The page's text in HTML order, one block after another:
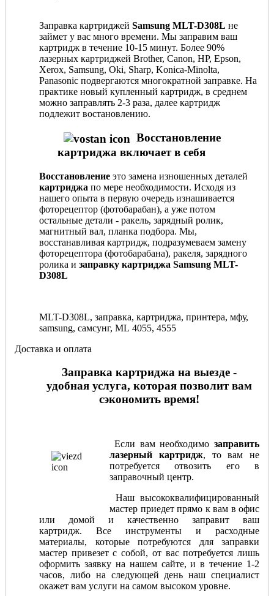
Заправка картриджей Samsung MLT-D308L не
займет у вас много времени. Мы заправим ваш
картридж в течение 10-15 минут. Более 90%
лазерных картриджей Brother, Canon, HP, Epson,
Xerox, Samsung, Oki, Sharp, Konica-Minolta,
Panasonic подвергаются многократной заправке. На
практике новый купленный картридж, в среднем
можно заправлять 2-3 раза, далее картридж
подлежит востановлению.
Восстановление
картриджа включает в себя
Восстановление это замена изношенных деталей
картриджа по мере необходимости. Исходя из
нашего опыта в первую очередь изнашивается
фоторецептор (фотобарабан), а уже потом
остальные детали - ракель, зарядный ролик,
магнитный вал, планка подбора. Мы,
восстанавливая картридж, подразумеваем замену
фоторецептора (фотобарабана), ракеля, зарядного
ролика и заправку картриджа Samsung MLT-
D308L
MLT-D308L, заправка, картриджа, принтера, мфу,
samsung, самсунг, ML 4055, 4555
Доставка и оплата
Заправка картриджа на выезде -
удобная услуга, которая позволит вам
сэкономить время!
Если вам необходимо заправить
лазерный картридж, то вам не
потребуется отвозить его в
заправочный центр.
Наш высококвалифицированный
мастер приедет прямо к вам в офис
или домой и качественно заправит ваш
картридж. Все инструменты и расходные
материалы, которые потребуются для заправки
мастер привезет с собой, от вас потребуется лишь
оформить заявку на нашем сайте, и в течение 1-2
часов, либо на следующей день наш специалист
окажет вам услуги на самом высоком уровне.